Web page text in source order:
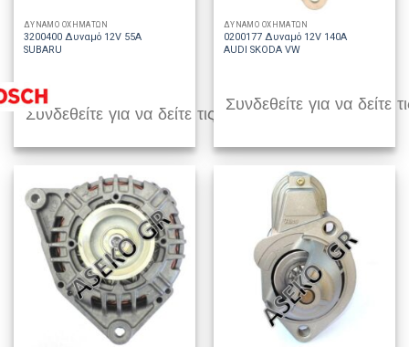
ΔΥΝΑΜΟ ΟΧΗΜΑΤΩΝ
3200400 Δυναμό 12V 55A
SUBARU
Συνδεθείτε για να δείτε τις τιμές
ΔΥΝΑΜΟ ΟΧΗΜΑΤΩΝ
0200177 Δυναμό 12V 140A
AUDI SKODA VW
Συνδεθείτε για να δείτε